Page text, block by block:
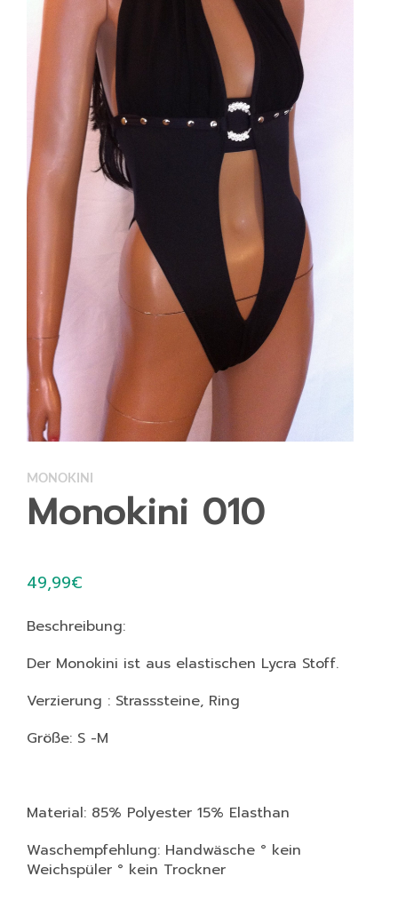
MONOKINI
Monokini 010
49,99€
Beschreibung:
Der Monokini ist aus elastischen Lycra Stoff.
Verzierung : Strasssteine, Ring
Größe: S -M
Material: 85% Polyester 15% Elasthan
Waschempfehlung: Handwäsche ° kein
Weichspüler ° kein Trockner